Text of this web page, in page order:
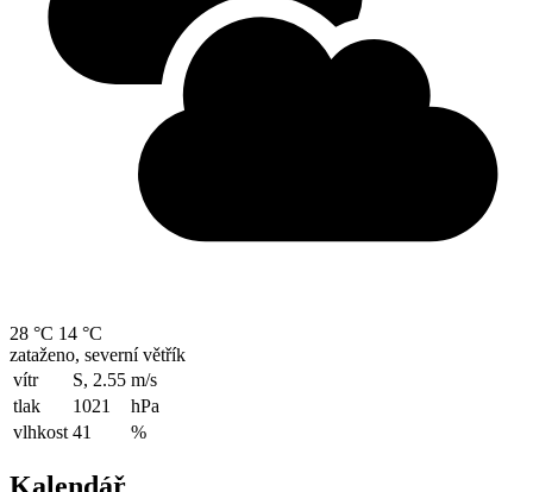
28 °C 14 °C
zataženo, severní větřík
vítr
S, 2.55 m/s
tlak
1021
hPa
vlhkost 41 %